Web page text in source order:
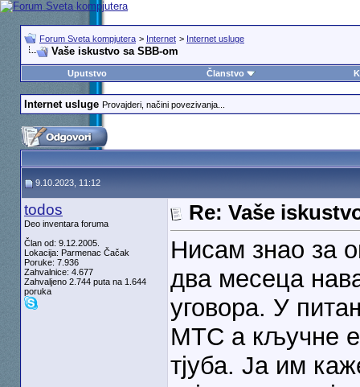
Forum Sveta kompjutera > Internet > Internet usluge
Vaše iskustvo sa SBB-om
Uputstvo Članstvo
Internet usluge Provajderi, načini povezivanja...
9.10.2023, 11:12
todos
Deo inventara foruma
Član od: 9.12.2005.
Lokacija: Parmenac Čačak
Poruke: 7.936
Zahvalnice: 4.677
Zahvaljeno 2.744 puta na 1.644
poruka
Re: Vaše
Нисам знао за
два месеца
уговора. У
МТС а кључне
тјуба. Ја им